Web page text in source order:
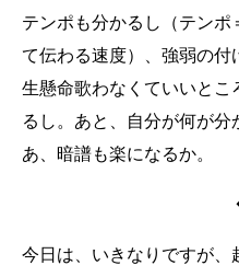
テンポも分かるし（テンポ
て伝わる速度）、強弱の付
生懸命歌わなくていいと
るし。あと、自分が何が分
あ、暗譜も楽になるか。
今日は、いきなりですが、